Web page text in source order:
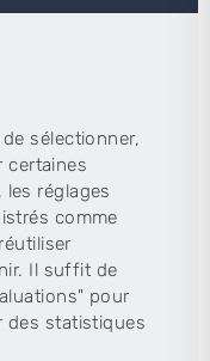
sélectionner,
certaines
réglages
comme
Il suffit de
pour
des statistiques